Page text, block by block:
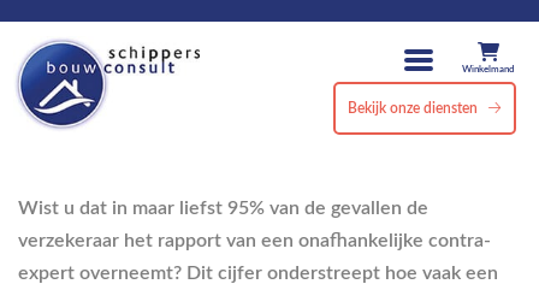
Winkelmand
Bekijk onze diensten
Wist u dat in maar liefst 95% van de gevallen de
verzekeraar het rapport van een onafhankelijke contra-
expert overneemt? Dit cijfer onderstreept hoe vaak een